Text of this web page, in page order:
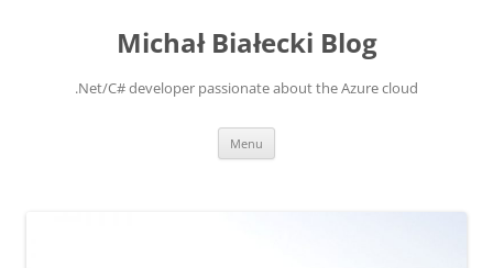
Michał Białecki Blog
.Net/C# developer passionate about the Azure cloud
Menu